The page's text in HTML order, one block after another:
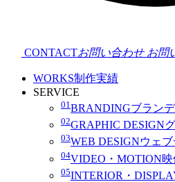
CONTACTお問い合わせ お問
WORKS制作実績
SERVICE
01 BRANDINGブラン
02GRAPHIC DESIGN
03WEB DESIGNウェ
04VIDEO・MOTION
05INTERIOR・